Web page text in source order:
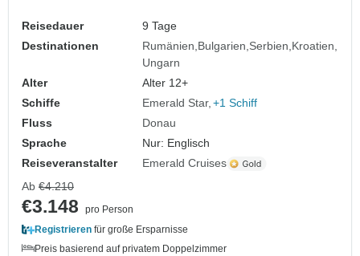
Reisedauer
9 Tage
Destinationen
Rumänien Bulgarien Serbien Kroatien
Ungarn
Alter
Alter 12+
Schiffe
Emerald Star +1 Schiff
Fluss
Donau
Sprache
Nur: Englisch
Reiseveranstalter
Emerald Cruises
Ab €4.210
€3.148
pro Person
Registrieren für große Ersparnisse
Preis basierend auf privatem Doppelzimmer